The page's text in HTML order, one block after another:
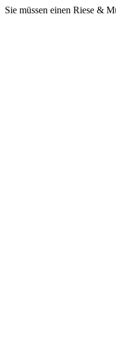
Sie müssen einen Riese &